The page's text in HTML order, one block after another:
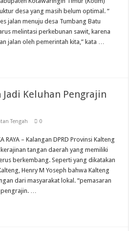
desa yang masih belum optimal. “
jalan menuju desa Tumbang Batu
melintasi perkebunan sawit, karena
jalan oleh pemerintah kita,” kata …
Jadi Keluhan Pengrajin
Tengah 0
RAYA – Kalangan DPRD Provinsi Kalteng
tangan daerah yang memiliki
berkembang. Seperti yang dikatakan
Henry M Yoseph bahwa Kalteng
dari masyarakat lokal. “pemasaran
…